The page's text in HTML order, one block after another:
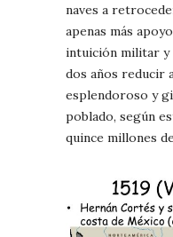
naves a
apenas más
intuición militar y
dos años reducir
esplendoroso y
poblado, según
quince millones